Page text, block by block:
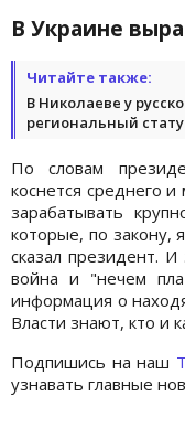
В Украине
Читайте также:
В Николаеве у
региональный
По словам
коснется среднего и
зарабатывать
которые, по закону,
сказал президент. И
война и "нечем
информация о
Власти знают, кто и
Подпишись на наш
узнавать главные